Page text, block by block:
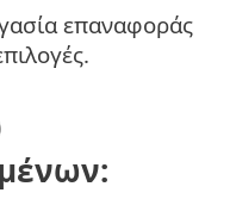
επαναφοράς